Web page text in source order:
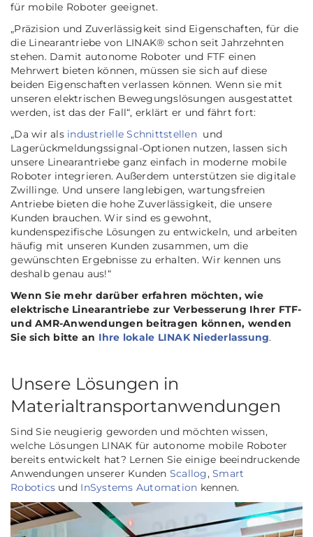
für mobile Roboter geeignet.
„Präzision und Zuverlässigkeit sind Eigenschaften, für die
die Linearantriebe von LINAK® schon seit Jahrzehnten
stehen. Damit autonome Roboter und FTF einen
Mehrwert bieten können, müssen sie sich auf diese
beiden Eigenschaften verlassen können. Wenn sie mit
unseren elektrischen Bewegungslösungen ausgestattet
werden, ist das der Fall“, erklärt er und fährt fort:
„Da wir als industrielle Schnittstellenund
Lagerückmeldungssignal-Optionen nutzen, lassen sich
unsere Linearantriebe ganz einfach in moderne mobile
Roboter integrieren. Außerdem unterstützen sie digitale
Zwillinge. Und unsere langlebigen, wartungsfreien
Antriebe bieten die hohe Zuverlässigkeit, die unsere
Kunden brauchen. Wir sind es gewohnt,
kundenspezifische Lösungen zu entwickeln, und arbeiten
häufig mit unseren Kunden zusammen, um die
gewünschten Ergebnisse zu erhalten. Wir kennen uns
deshalb genau aus!“
Wenn Sie mehr darüber erfahren möchten, wie
elektrische Linearantriebe zur Verbesserung Ihrer FTF-
und AMR-Anwendungen beitragen können, wenden
Sie sich bitte an Ihre lokale LINAK Niederlassung.
Unsere Lösungen in
Materialtransportanwendungen
Sind Sie neugierig geworden und möchten wissen,
welche Lösungen LINAK für autonome mobile Roboter
bereits entwickelt hat? Lernen Sie einige beeindruckende
Anwendungen unserer Kunden Scallog, Smart
Robotics und InSystems Automation kennen.